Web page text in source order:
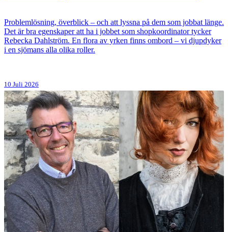
Problemlösning, överblick – och att lyssna på dem som jobbat länge.
Det är bra egenskaper att ha i jobbet som shopkoordinator tycker
Rebecka Dahlström. En flora av yrken finns ombord – vi djupdyker
i en sjömans alla olika roller.
10 Juli 2026